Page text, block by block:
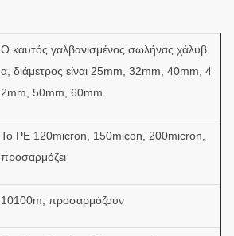
Ο καυτός γαλβανισμένος σωλήνας χάλυβ
α, διάμετρος είναι 25mm, 32mm, 40mm, 4
2mm, 50mm, 60mm
Το PE 120micron, 150micon, 200micron,
προσαρμόζει
10100m, προσαρμόζουν